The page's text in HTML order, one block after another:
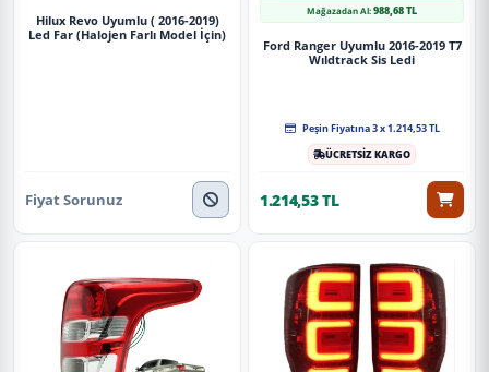
Hilux Revo Uyumlu ( 2016-2019)
Led Far (Halojen Farlı Model İçin)
Fiyat Sorunuz
Mağazadan Al:988,68 TL
Ford Ranger Uyumlu 2016-2019 T7
Wıldtrack Sis Ledi
Peşin Fiyatına 3 x 1.214,53 TL
ÜCRETSİZ KARGO
1.214,53 TL